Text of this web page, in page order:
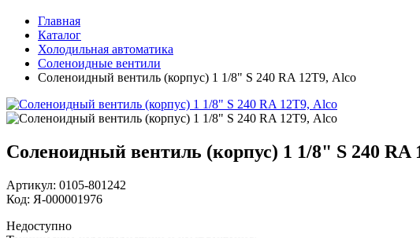
Главная
Каталог
Холодильная автоматика
Соленоидные вентили
Соленоидный вентиль (корпус) 1 1/8" S 240 RA 12Т9, Alco
Соленоидный вентиль (корпус) 1 1/8" S 240 RA
Артикул: 0105-801242
Код: Я-000001976
Недоступно